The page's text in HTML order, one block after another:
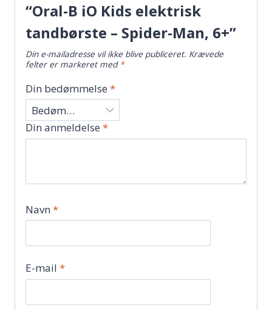
“Oral-B iO Kids elektrisk
tandbørste – Spider-Man, 6+”
Din e-mailadresse vil ikke blive publiceret. Krævede
felter er markeret med *
Din bedømmelse *
Din anmeldelse *
Navn *
E-mail *